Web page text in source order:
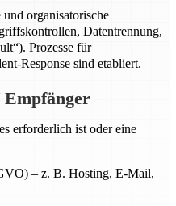
und organisatorische
Datentrennung,
Prozesse für
Response sind etabliert.
Empfänger
erforderlich ist oder eine
– z. B. Hosting, E-Mail,